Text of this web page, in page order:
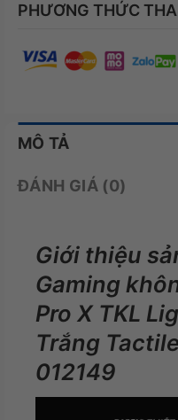
PHƯƠNG THỨC
MÔ TẢ
ĐÁNH GIÁ (0)
Giới thiệu
Gaming
Pro X TKL
Trắng
012149